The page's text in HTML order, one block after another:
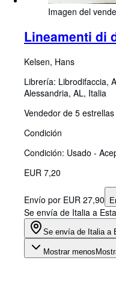
Imagen del
Lineamenti di
Kelsen, Hans
Librería: Librodifaccia,
Alessandria, AL, Italia
Vendedor de 5 estrellas
Condición
Condición: Usado -
EUR 7,20
Envío por EUR 27,90
Se envía de Italia a
Se envía de Italia a
Mostrar menos